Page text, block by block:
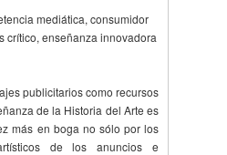
mediática, consumidor
crítico, enseñanza innovadora
publicitarios como recursos
de la Historia del Arte es
más en boga no sólo por los
de los anuncios e